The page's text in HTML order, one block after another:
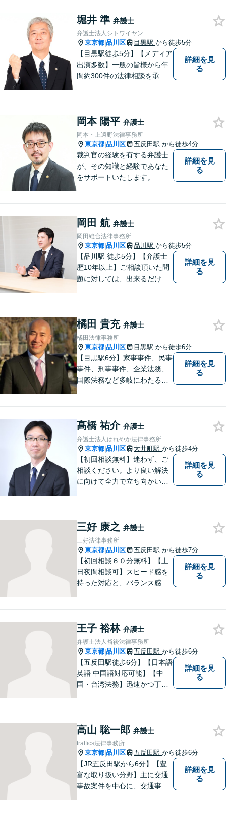
堀井 準 弁護士
弁護士法人シトワイヤン
東京都|品川区 目黒駅 から徒歩5分
【目黒駅徒歩5分】【メディア
出演多数】一般の皆様から年
間約300件の法律相談を承
率いるチームが、迅速かつ的
確に対応いたします。
詳細を見
る
岡本 陽平 弁護士
岡本・上遠野法律事務所
東京都|品川区 五反田駅 から徒歩4分
裁判官の経験を有する弁護士
が、その知識と経験であなた
をサポートいたします。
詳細を見
る
岡田 航 弁護士
岡田総合法律事務所
東京都|品川区 品川駅 から徒歩5分
【品川駅 徒歩5分】【弁護士
歴10年以上】ご相談頂いた問
題に対しては、出来るだけ多
からない場合は、無料相談を
利用してご相談くださ
詳細を見
る
橘田 貴充 弁護士
橘田法律事務所
東京都|品川区 目黒駅 から徒歩6分
【目黒駅6分】家事事件、民事
事件、刑事事件、企業法務、
国際法務など多岐にわたる法
す。ぜひお気軽にご相談くだ
さい！【当日相談可】
詳細を見
る
髙橋 祐介 弁護士
弁護士法人はれやか法律事務所
東京都|品川区 大井町駅 から徒歩4分
【初回相談無料】迷わず、ご
相談ください。より良い解決
に向けて全力で立ち向かいま
詳細を見
る
三好 康之 弁護士
三好法律事務所
東京都|品川区 五反田駅 から徒歩7分
【初回相談６０分無料】【土
日夜間相談可】スピード感を
持った対応と、バランス感覚
など何でもお気軽にご質問く
ださい。ご希望に沿った解決
に向け全力を尽くします。
詳細を見
る
王子 裕林 弁護士
弁護士法人裕後法律事務所
東京都|品川区 五反田駅 から徒歩6分
【五反田駅徒歩6分】【日本語
英語 中国語対応可能】【中
国・台湾法務】迅速かつ丁寧
詳細を見
る
高山 聡一郎 弁護士
traffics法律事務所
東京都|品川区 五反田駅 から徒歩6分
【JR五反田駅から6分】【豊
富な取り扱い分野】主に交通
事故案件を中心に、交通事故
詳細を見
る